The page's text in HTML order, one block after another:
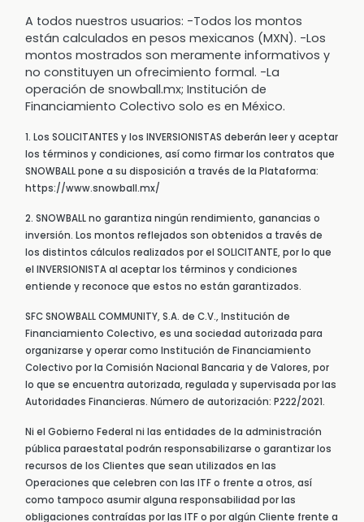
A todos nuestros usuarios: -Todos los montos
están calculados en pesos mexicanos (MXN). -Los
montos mostrados son meramente informativos y
no constituyen un ofrecimiento formal. -La
operación de snowball.mx; Institución de
Financiamiento Colectivo solo es en México.
1. Los SOLICITANTES y los INVERSIONISTAS deberán leer y aceptar
los términos y condiciones, así como firmar los contratos que
SNOWBALL pone a su disposición a través de la Plataforma:
https://www.snowball.mx/
2. SNOWBALL no garantiza ningún rendimiento, ganancias o
inversión. Los montos reflejados son obtenidos a través de
los distintos cálculos realizados por el SOLICITANTE, por lo que
el INVERSIONISTA al aceptar los términos y condiciones
entiende y reconoce que estos no están garantizados.
SFC SNOWBALL COMMUNITY, S.A. de C.V., Institución de
Financiamiento Colectivo, es una sociedad autorizada para
organizarse y operar como Institución de Financiamiento
Colectivo por la Comisión Nacional Bancaria y de Valores, por
lo que se encuentra autorizada, regulada y supervisada por las
Autoridades Financieras. Número de autorización: P222/2021.
Ni el Gobierno Federal ni las entidades de la administración
pública paraestatal podrán responsabilizarse o garantizar los
recursos de los Clientes que sean utilizados en las
Operaciones que celebren con las ITF o frente a otros, así
como tampoco asumir alguna responsabilidad por las
obligaciones contraídas por las ITF o por algún Cliente frente a